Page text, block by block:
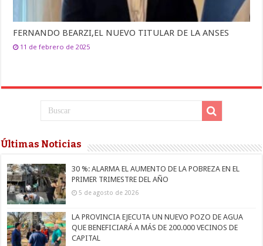
FERNANDO BEARZI,EL NUEVO TITULAR DE LA ANSES
11 de febrero de 2025
Últimas Noticias
30 %: ALARMA EL AUMENTO DE LA POBREZA EN EL
PRIMER TRIMESTRE DEL AÑO
5 de agosto de 2026
LA PROVINCIA EJECUTA UN NUEVO POZO DE AGUA
QUE BENEFICIARÁ A MÁS DE 200.000 VECINOS DE
CAPITAL